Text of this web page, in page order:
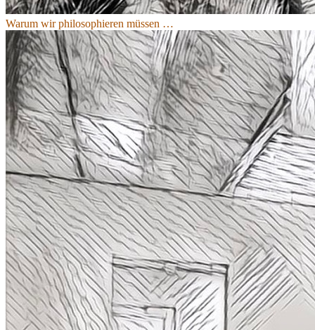
Warum wir philosophieren müssen …